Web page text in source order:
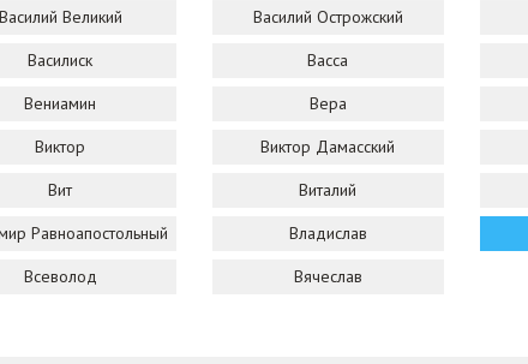
Василий Великий
Василий Острожский
Василиск
Васса
Вениамин
Вера
Виктор
Виктор Дамасский
Вит
Виталий
Равноапостольный
Владислав
Всеволод
Вячеслав